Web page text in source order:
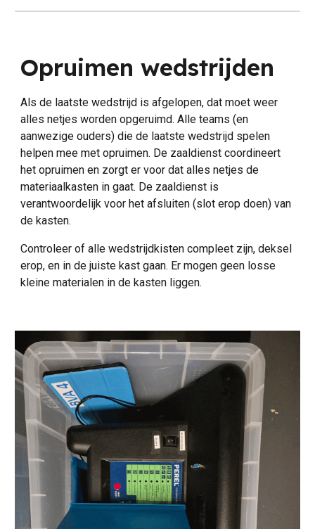
Opruimen wedstrijden
Als de laatste wedstrijd is afgelopen, dat moet weer
alles netjes worden opgeruimd. Alle teams (en
aanwezige ouders) die de laatste wedstrijd spelen
helpen mee met opruimen. De zaaldienst coordineert
hetopruimen en zorgt er voor dat allesnetjes de
materiaalkasten in gaat. De zaaldienst is
verantwoordelijk voor het afsluiten (slot erop doen) van
de kasten.
Controleer of alle wedstrijdkisten compleet zijn, deksel
erop, en in de juiste kast gaan. Er mogen geen losse
kleine materialen in de kasten liggen.